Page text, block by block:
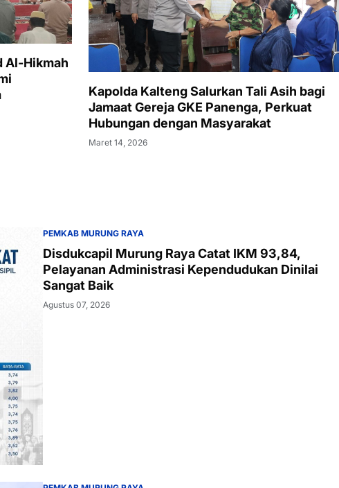
Al-Hikmah
Kapolda Kalteng Salurkan Tali Asih bagi
Jamaat Gereja GKE Panenga, Perkuat
Hubungan dengan Masyarakat
Maret 14, 2026
PEMKAB MURUNG RAYA
Disdukcapil Murung Raya Catat IKM 93,84,
Pelayanan Administrasi Kependudukan Dinilai
Sangat Baik
Agustus 07, 2026